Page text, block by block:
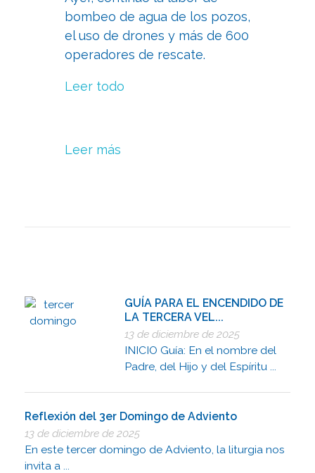
bombeo de agua de los pozos,
el uso de drones y más de 600
operadores de rescate.
Leer todo
Leer más
GUÍA PARA EL ENCENDIDO DE
LA TERCERA VEL...
13 de diciembre de 2025
INICIO Guía: En el nombre del
Padre, del Hijo y del Espíritu ...
Reflexión del 3er Domingo de Adviento
13 de diciembre de 2025
En este tercer domingo de Adviento, la liturgia nos
invita a ...